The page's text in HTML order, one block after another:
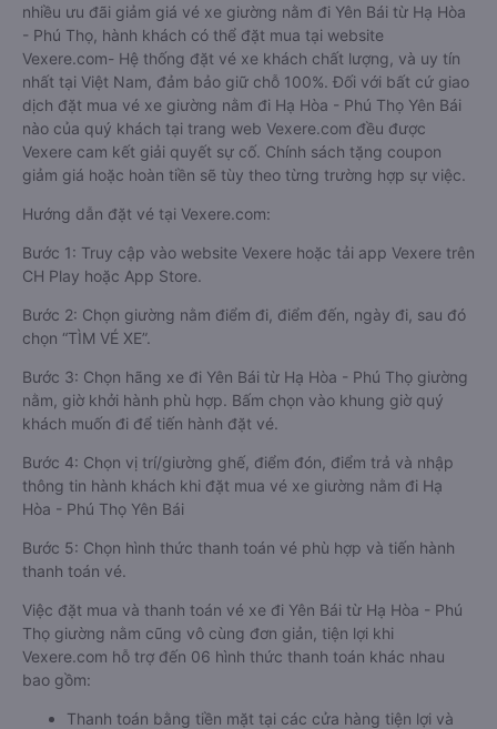
nhiều ưu đãi giảm giá vé xe giường nằm đi Yên Bái từ Hạ Hòa
- Phú Thọ, hành khách có thể đặt mua tại website
Vexere.com- Hệ thống đặt vé xe khách chất lượng, và uy tín
nhất tại Việt Nam, đảm bảo giữ chỗ 100%. Đối với bất cứ giao
dịch đặt mua vé xe giường nằm đi Hạ Hòa - Phú Thọ Yên Bái
nào của quý khách tại trang web Vexere.com đều được
Vexere cam kết giải quyết sự cố. Chính sách tặng coupon
giảm giá hoặc hoàn tiền sẽ tùy theo từng trường hợp sự việc.
Hướng dẫn đặt vé tại Vexere.com:
Bước 1: Truy cập vào website Vexere hoặc tải app Vexere trên
CH Play hoặc App Store.
Bước 2: Chọn giường nằm điểm đi, điểm đến, ngày đi, sau đó
chọn “TÌM VÉ XE”.
Bước 3: Chọn hãng xe đi Yên Bái từ Hạ Hòa - Phú Thọ giường
nằm, giờ khởi hành phù hợp. Bấm chọn vào khung giờ quý
khách muốn đi để tiến hành đặt vé.
Bước 4: Chọn vị trí/giường ghế, điểm đón, điểm trả và nhập
thông tin hành khách khi đặt mua vé xe giường nằm đi Hạ
Hòa - Phú Thọ Yên Bái
Bước 5: Chọn hình thức thanh toán vé phù hợp và tiến hành
thanh toán vé.
Việc đặt mua và thanh toán vé xe đi Yên Bái từ Hạ Hòa - Phú
Thọ giường nằm cũng vô cùng đơn giản, tiện lợi khi
Vexere.com hỗ trợ đến 06 hình thức thanh toán khác nhau
bao gồm:
Thanh toán bằng tiền mặt tại các cửa hàng tiện lợi và